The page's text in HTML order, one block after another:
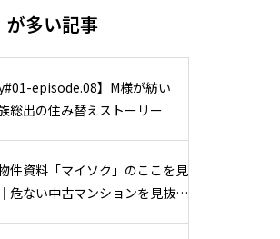
が多い記事
episode.08】M様が紡い
総出の住み替えストーリー
件資料「マイソク」のここを見
危ない中古マンションを見抜く